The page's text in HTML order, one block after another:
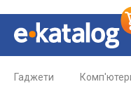
Гаджети